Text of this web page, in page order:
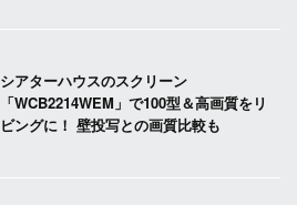
シアターハウスのスクリーン
「WCB2214WEM」で100型＆高画質をリ
ビングに！ 壁投写との画質比較も